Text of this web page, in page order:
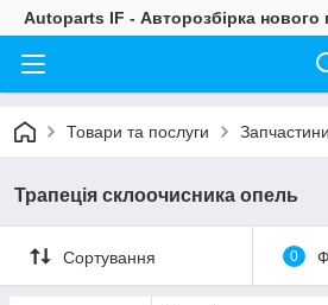
Autoparts IF - Авторозбірка нового
Товари та послуги
Трапеція склоочисника опель
Сортування 0